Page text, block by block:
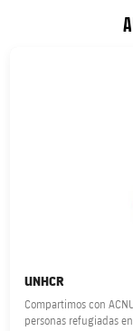
UNHCR
Compartimos con
personas refugiadas